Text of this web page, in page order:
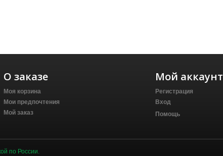
О заказе
Моя корзина
Мои предпочтения
Мой заказ
Мой аккаунт
Регистрация
Вход
Помощь
по России.